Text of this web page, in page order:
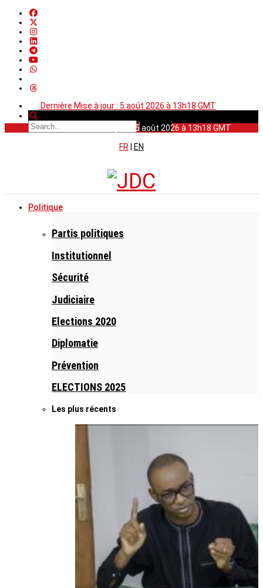
Dernière Mise à jour : 5 août 2026 à 13h18 GMT
Dernière Mise à jour : 5 août 2026 à 13h18 GMT
FR
EN
Politique
Partis politiques
Institutionnel
Sécurité
Judiciaire
Elections 2020
Diplomatie
Prévention
ELECTIONS 2025
Les plus récents